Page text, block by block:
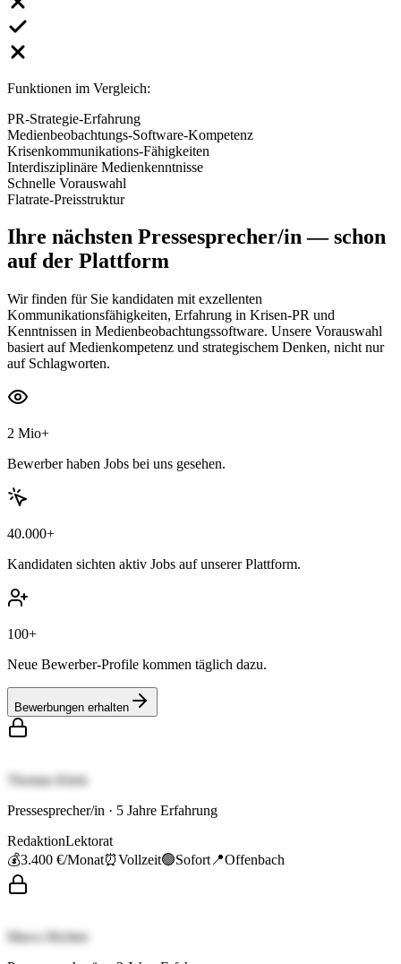
Funktionen im Vergleich:
PR-Strategie-Erfahrung
Medienbeobachtungs-Software-Kompetenz
Krisenkommunikations-Fähigkeiten
Interdisziplinäre Medienkenntnisse
Schnelle Vorauswahl
Flatrate-Preisstruktur
Ihre nächsten Pressesprecher/in— schon
auf der Plattform
Wir finden für Sie kandidaten mit exzellenten
Kommunikationsfähigkeiten, Erfahrung in Krisen-PR und
Kenntnissen in Medienbeobachtungssoftware. Unsere Vorauswahl
basiert auf Medienkompetenz und strategischem Denken, nicht nur
auf Schlagworten.
2 Mio+
Bewerber haben Jobs bei uns gesehen.
40.000+
Kandidaten sichten aktiv Jobs auf unserer Plattform.
100+
Neue Bewerber-Profile kommen täglich dazu.
Bewerbungen erhalten
Thomas Klein
Pressesprecher/in · 5 Jahre Erfahrung
RedaktionLektorat
💰3.400 €/Monat⏰Vollzeit🟢Sofort 📍Offenbach
Marco Richter